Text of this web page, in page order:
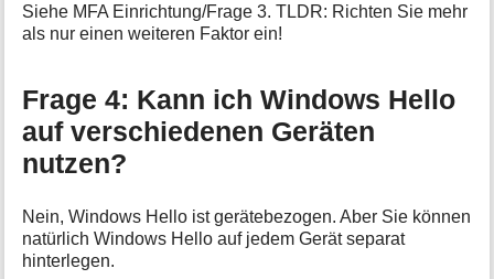
Siehe MFA Einrichtung/Frage 3. TLDR: Richten Sie mehr
als nur einen weiteren Faktor ein!
Frage 4: Kann ich Windows Hello
auf verschiedenen Geräten
nutzen?
Nein, Windows Hello ist gerätebezogen. Aber Sie können
natürlich Windows Hello auf jedem Gerät separat
hinterlegen.